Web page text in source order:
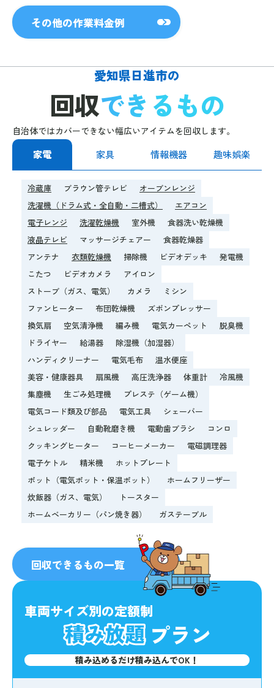
その他の作業料金例
愛知県日進市の
回収できるもの
自治体ではカバーできない幅広いアイテムを回収します。
家電 家具 情報機器 趣味娯楽
冷蔵庫 ブラウン管テレビ
オーブンレンジ
洗濯機（ドラム式・全自動・二槽式）
エアコン
電子レンジ
洗濯乾燥機 室外機
食器洗い乾燥機
液晶テレビ
マッサージチェアー
食器乾燥器
アンテナ
衣類乾燥機 掃除機 ビデオデッキ
発電機
こたつ
ビデオカメラ
アイロン
ストーブ（ガス、電気）
カメラ
ミシン
ファンヒーター
布団乾燥機
ズボンプレッサー
換気扇
空気清浄機 編み機 電気カーペット
脱臭機
ドライヤー
給湯器
除湿機（加湿器）
ハンディクリーナー
電気毛布
温水便座
美容・健康器具
扇風機 高圧洗浄器 体重計
冷風機
集塵機
生ごみ処理機
プレステ（ゲーム機）
電気コード類及び部品
電気工具
シェーバー
シュレッダー
自動靴磨き機 電動歯ブラシ
コンロ
クッキングヒーター
コーヒーメーカー
電磁調理器
電子ケトル
精米機
ホットプレート
ポット（電気ポット・保温ポット）
ホームフリーザー
炊飯器（ガス、電気）
トースター
ホームベーカリー（パン焼き器）
ガステーブル
回収できるもの一覧
人気
No.1
車両サイズ別の定額制
プラン
積み込めるだけ積み込んでOK！